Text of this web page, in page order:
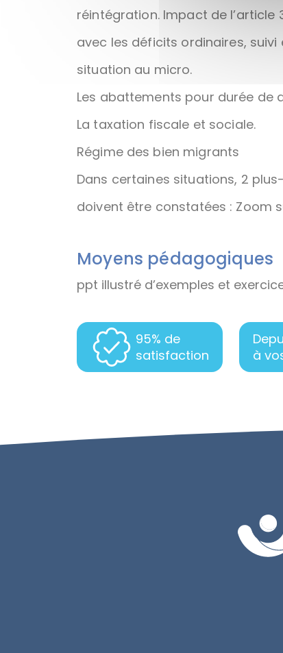
réintégration. Impact de l’article
avec les déficits ordinaires, suivi
situation au micro.
Les abattements pour durée de
La taxation fiscale et sociale.
Régime des bien migrants
Dans certaines situations, 2
doivent être constatées : Zoom
Moyens pédagogiques
ppt illustré d’exemples et
95% de
satisfaction
à